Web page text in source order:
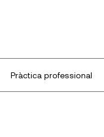
Pràctica professional